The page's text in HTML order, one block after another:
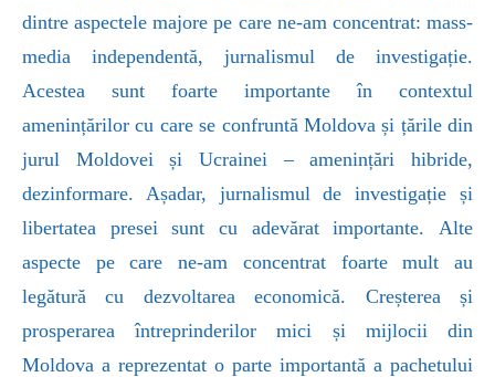
dintre aspectele majore pe care ne-am concentrat: mass-
media independentă, jurnalismul de investigație.
Acestea sunt foarte importante în contextul
amenințărilor cu care se confruntă Moldova și țările din
jurul Moldovei și Ucrainei – amenințări hibride,
dezinformare. Așadar, jurnalismul de investigație și
libertatea presei sunt cu adevărat importante.
Alte
aspecte pe care ne-am concentrat foarte mult au
legătură cu dezvoltarea economică. Creșterea și
prosperarea întreprinderilor mici și mijlocii din
Moldova a reprezentat o parte importantă a pachetului